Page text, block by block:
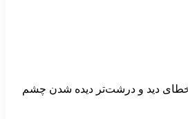
خطای دید و درشت‌تر دیده شدن چشم